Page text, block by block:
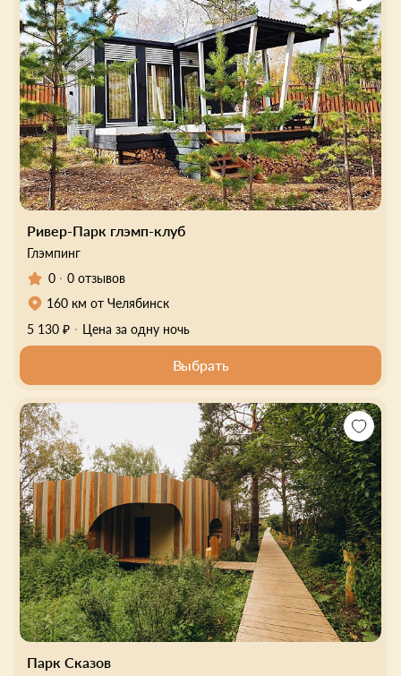
Ривер-Парк глэмп-клуб
Глэмпинг
0
0 отзывов
160 км от Челябинск
5 130 ₽
Цена за одну ночь
Выбрать
Парк Сказов